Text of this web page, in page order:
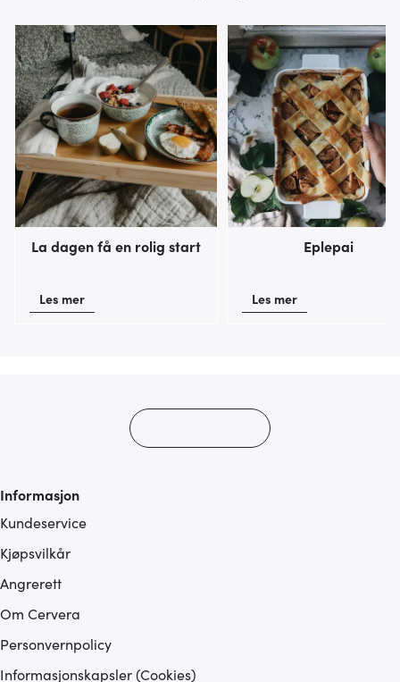
La dagen få en rolig start
Les mer
Eplepai
Les mer
Informasjon
Kundeservice
Kjøpsvilkår
Angrerett
Om Cervera
Personvernpolicy
Informasjonskapsler (Cookies)